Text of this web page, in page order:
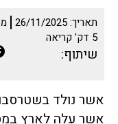
תאריך:26/11/2025
5 דק' קריאה
שיתוף:
אשר עלה לארץ